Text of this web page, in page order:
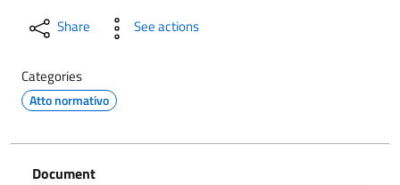
Share See actions
Categories
Atto normativo
Document